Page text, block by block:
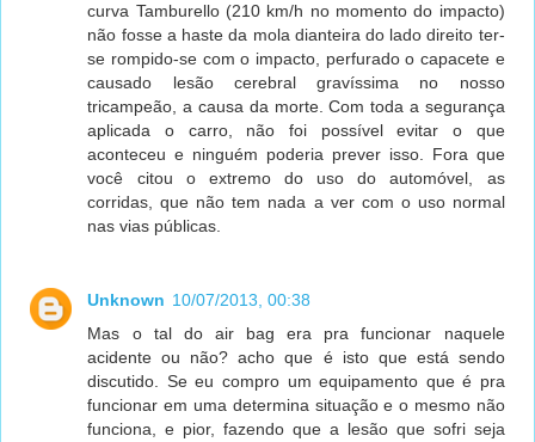
curva Tamburello (210 km/h no momento do impacto)
não fosse a haste da mola dianteira do lado direito ter-
se rompido-se com o impacto, perfurado o capacete e
causado lesão cerebral gravíssima no nosso
tricampeão, a causa da morte. Com toda a segurança
aplicada o carro, não foi possível evitar o que
aconteceu e ninguém poderia prever isso. Fora que
você citou o extremo do uso do automóvel, as
corridas, que não tem nada a ver com o uso normal
nas vias públicas.
Unknown 10/07/2013, 00:38
Mas o tal do air bag era pra funcionar naquele
acidente ou não? acho que é isto que está sendo
discutido. Se eu compro um equipamento que é pra
funcionar em uma determina situação e o mesmo não
funciona, e pior, fazendo que a lesão que sofri seja